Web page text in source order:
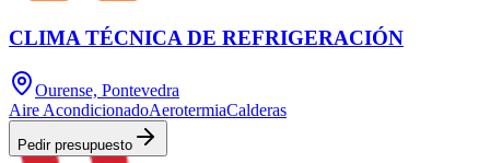
CLIMA TÉCNICA DE REFRIGERACIÓN
Ourense, Pontevedra
Aire AcondicionadoAerotermiaCalderas
Pedir presupuesto